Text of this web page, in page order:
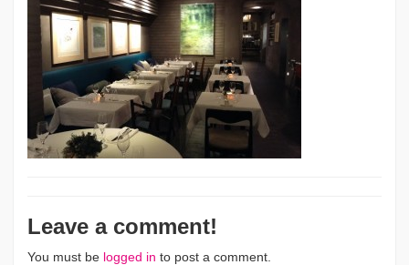
Leave a comment!
You must be logged in to post a comment.